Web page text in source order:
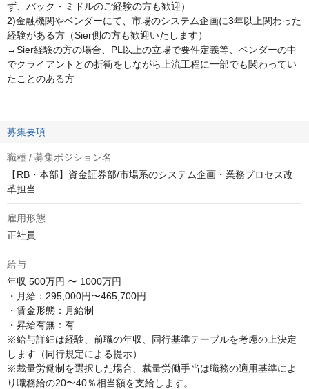
ず、バック・ミドルのご経験の方も歓迎）
2)金融機関やベンダーにて、市場のシステム企画に3年以上関わった
経験がある方（Sier側の方も歓迎いたします）
→Sier経験の方の場合、PL以上の立場で要件定義等、ベンダーの中
でクライアントとの折衝をしながら上流工程に一部でも関わってい
たことのある方
募集要項
職種 / 募集ポジション名
【RB・本部】資金証券部/市場系のシステム企画・業務プロセス改
革担当
雇用形態
正社員
給与
年収 500万円 〜 1000万円
・月給：295,000円〜465,700円
・賃金形態：月給制
・昇給有無：有
※給与詳細は経験、前職の年収、同行基準テーブルを考慮の上決定
します（同行規定による提示）
※裁量労働制を選択した場合、裁量労働手当は職務の適用基準によ
り職務給の20〜40％相当額を支給します。